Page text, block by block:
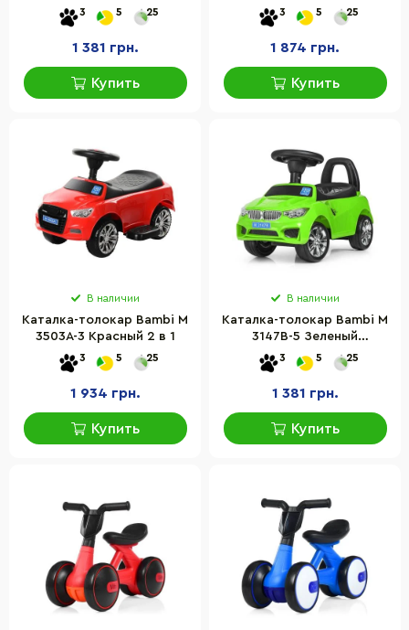
музыкальный
3 5 25
1 381 грн.
Купить
музыкальный
3 5 25
1 874 грн.
Купить
В наличии
Каталка-толокар Bambi M
3503A-3 Красный 2 в 1
3 5 25
1 934 грн.
Купить
В наличии
Каталка-толокар Bambi M
3147B-5 Зеленый
музыкальный
3 5 25
1 381 грн.
Купить